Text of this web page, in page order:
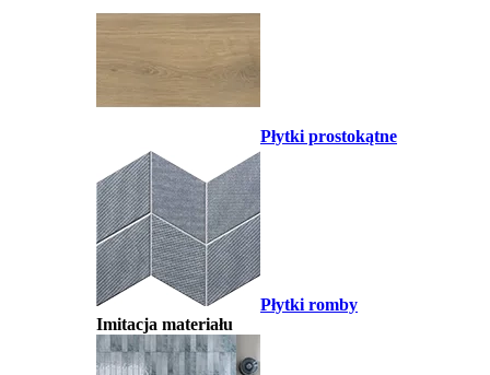
Płytki prostokątne
Płytki romby
Imitacja materiału